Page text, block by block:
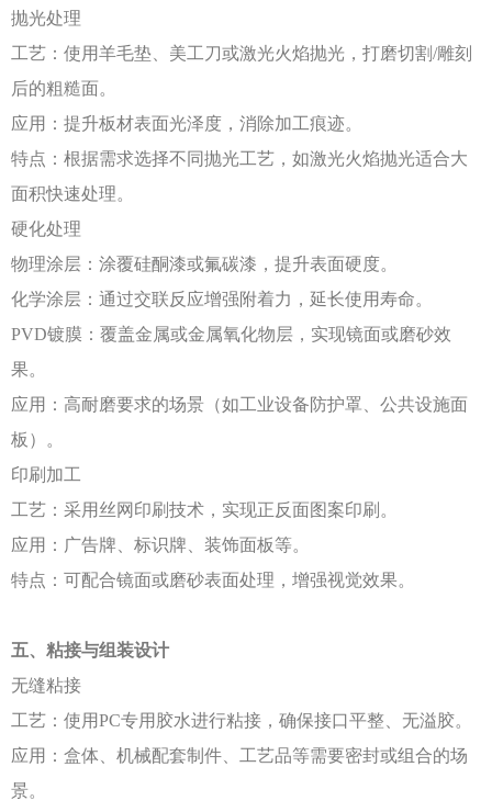
抛光处理
工艺：使用羊毛垫、美工刀或激光火焰抛光，打磨切割/雕刻
后的粗糙面。
应用：提升板材表面光泽度，消除加工痕迹。
特点：根据需求选择不同抛光工艺，如激光火焰抛光适合大
面积快速处理。
硬化处理
物理涂层：涂覆硅酮漆或氟碳漆，提升表面硬度。
化学涂层：通过交联反应增强附着力，延长使用寿命。
PVD镀膜：覆盖金属或金属氧化物层，实现镜面或磨砂效
果。
应用：高耐磨要求的场景（如工业设备防护罩、公共设施面
板）。
印刷加工
工艺：采用丝网印刷技术，实现正反面图案印刷。
应用：广告牌、标识牌、装饰面板等。
特点：可配合镜面或磨砂表面处理，增强视觉效果。
五、粘接与组装设计
无缝粘接
工艺：使用PC专用胶水进行粘接，确保接口平整、无溢胶。
应用：盒体、机械配套制件、工艺品等需要密封或组合的场
景。